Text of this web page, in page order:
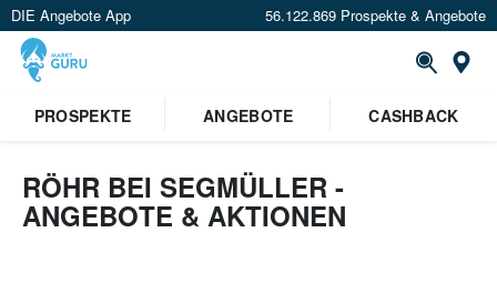
DIE Angebote App 56.122.869 Prospekte & Angebote
Standort festlegen
PROSPEKTE ANGEBOTE CASHBACK
RÖHR BEI SEGMÜLLER -
ANGEBOTE & AKTIONEN